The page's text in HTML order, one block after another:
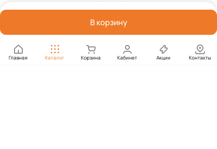
В корзину
Главная Каталог Корзина Кабинет Акции Контакты